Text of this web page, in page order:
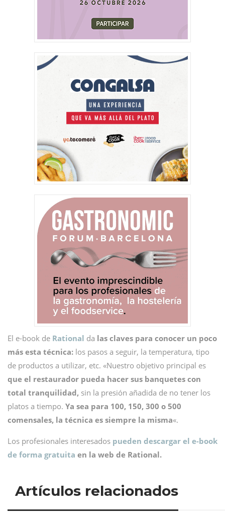
El e-book de Rational da las claves para conocer un poco
más esta técnica: los pasos a seguir, la temperatura, tipo
de productos a utilizar, etc. «Nuestro objetivo principal es
que el restaurador pueda hacer sus banquetes con
total tranquilidad, sin la presión añadida de no tener los
platos a tiempo. Ya sea para 100, 150, 300 o 500
comensales, la técnica es siempre la misma«.
Los profesionales interesados pueden descargar el e-book
de forma gratuita en la web de Rational.
Artículos relacionados